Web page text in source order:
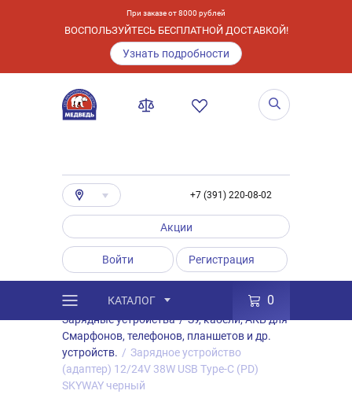
При заказе от 8000 рублей
ВОСПОЛЬЗУЙТЕСЬ БЕСПЛАТНОЙ ДОСТАВКОЙ!
Узнать подробности
+7 (391) 220-08-02
Акции
Войти Регистрация
КАТАЛОГ 0
Каталог / Товары Аксессуары
/
Зарядные устройства / ЗУ, кабели, АКБ для
Смарфонов, телефонов, планшетов и др.
устройств. / Зарядное устройство
(адаптер) 12/24V 38W USB Type-C (PD)
SKYWAY черный